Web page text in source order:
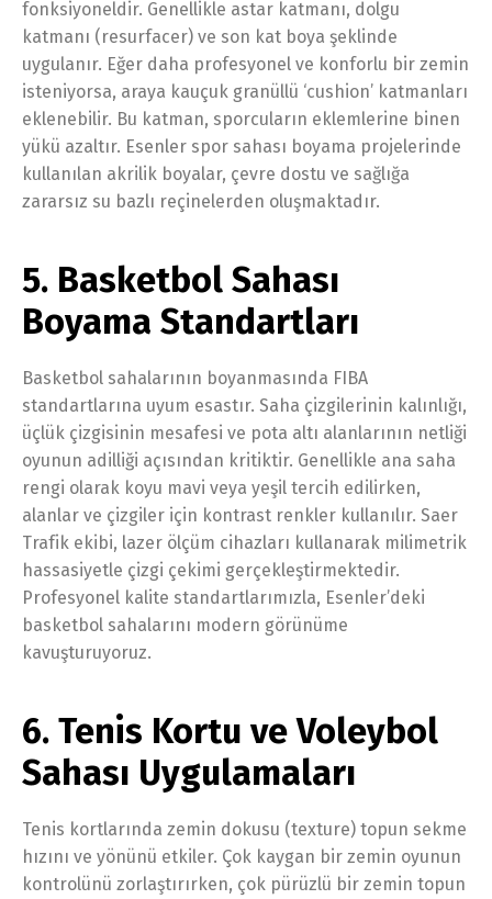
fonksiyoneldir. Genellikle astar katmanı, dolgu
katmanı (resurfacer) ve son kat boya şeklinde
uygulanır. Eğer daha profesyonel ve konforlu bir zemin
isteniyorsa, araya kauçuk granüllü ‘cushion’ katmanları
eklenebilir. Bu katman, sporcuların eklemlerine binen
yükü azaltır. Esenler spor sahası boyama projelerinde
kullanılan akrilik boyalar, çevre dostu ve sağlığa
zararsız su bazlı reçinelerden oluşmaktadır.
5. Basketbol Sahası
Boyama Standartları
Basketbol sahalarının boyanmasında FIBA
standartlarına uyum esastır. Saha çizgilerinin kalınlığı,
üçlük çizgisinin mesafesi ve pota altı alanlarının netliği
oyunun adilliği açısından kritiktir. Genellikle ana saha
rengi olarak koyu mavi veya yeşil tercih edilirken,
alanlar ve çizgiler için kontrast renkler kullanılır. Saer
Trafik ekibi, lazer ölçüm cihazları kullanarak milimetrik
hassasiyetle çizgi çekimi gerçekleştirmektedir.
Profesyonel kalite standartlarımızla, Esenler’deki
basketbol sahalarını modern görünüme
kavuşturuyoruz.
6. Tenis Kortu ve Voleybol
Sahası Uygulamaları
Tenis kortlarında zemin dokusu (texture) topun sekme
hızını ve yönünü etkiler. Çok kaygan bir zemin oyunun
kontrolünü zorlaştırırken, çok pürüzlü bir zemin topun